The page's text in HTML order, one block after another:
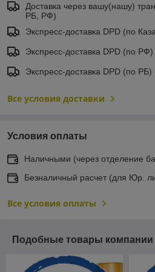
Доставка через вашу(нашу)
РБ, РФ)
Экспресс-доставка DPD (по
Экспресс-доставка DPD (по РФ)
Экспресс-доставка DPD (по РБ)
Все условия доставки
Условия оплаты
Наличными (через отделение
Безналичный расчет (для Юр.
Все условия оплаты
Подобные товары компании